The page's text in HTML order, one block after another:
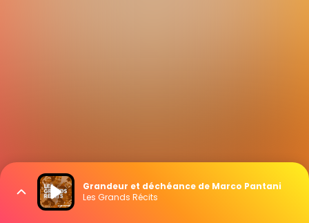
Grandeur et déchéance de Marco Pantani
Les Grands Récits